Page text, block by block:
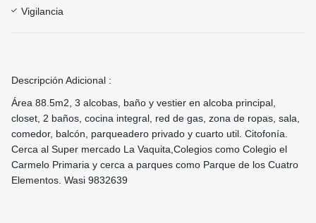
Vigilancia
Descripción Adicional :
Área 88.5m2, 3 alcobas, baño y vestier en alcoba principal,
closet, 2 baños, cocina integral, red de gas, zona de ropas, sala,
comedor, balcón, parqueadero privado y cuarto util. Citofonía.
Cerca al Super mercado La Vaquita,Colegios como Colegio el
Carmelo Primaria y cerca a parques como Parque de los Cuatro
Elementos. Wasi 9832639